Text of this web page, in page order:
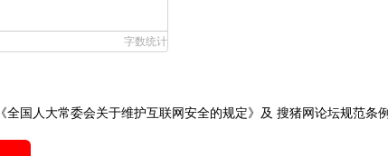
字数统计
《全国人大常委会关于维护互联网安全的规定》 及 搜猪网论坛规范条例